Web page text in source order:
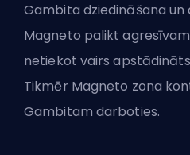
Gambita dziedināšana
Magneto palikt
netiekot vairs
Tikmēr Magneto zona
Gambitam darboties.